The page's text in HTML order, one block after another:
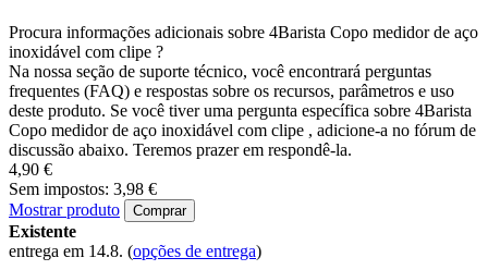
Procura informações adicionais sobre 4Barista Copo medidor de aço
inoxidável com clipe ?
Na nossa seção de suporte técnico, você encontrará perguntas
frequentes (FAQ) e respostas sobre os recursos, parâmetros e uso
deste produto. Se você tiver uma pergunta específica sobre 4Barista
Copo medidor de aço inoxidável com clipe , adicione-a no fórum de
discussão abaixo. Teremos prazer em respondê-la.
4,90 €
Sem impostos: 3,98 €
Mostrar produto
Comprar
Existente
entrega em 14.8. (opções de entrega)